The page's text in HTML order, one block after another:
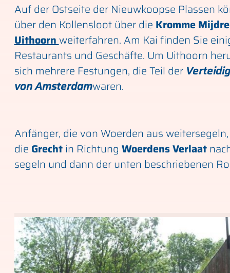
Auf der Ostseite der Nieuwkoopse Plassen
über den Kollensloot über die Kromme
Uithoornweiterfahren. Am Kai finden Sie
Restaurants und Geschäfte. Um Uithoorn
sich mehrere Festungen, die Teil der
von Amsterdamwaren.
Anfänger, die von Woerden aus
die Grechtin Richtung Woerdens Verlaat
segeln und dann der unten beschriebenen